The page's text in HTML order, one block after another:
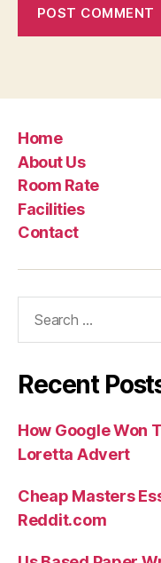
Home
About Us
Room Rate
Facilities
Contact
Recent
How Google Won
Loretta Advert
Cheap Masters
Reddit.com